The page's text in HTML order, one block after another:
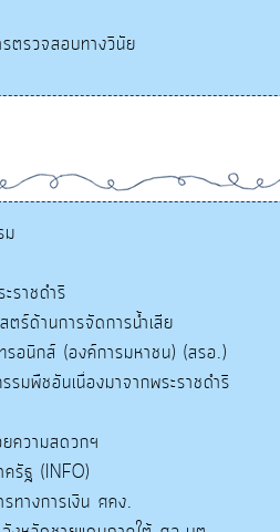
ตรวจสอบทางวินัย
ม
ราชดำริ
ตร์ด้านการจัดการน้ำเสีย
รอนิกส์ (องค์การมหาชน) (สรอ.)
รมพืชอันเนื่องมาจากพระราชดำริ
ความสดวกฯ
รัฐ (INFO)
ทางการเงิน ศคง.